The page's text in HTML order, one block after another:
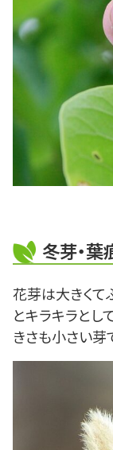
冬芽・葉
花芽は大きくて
とキラキラとし
きさも小さい芽